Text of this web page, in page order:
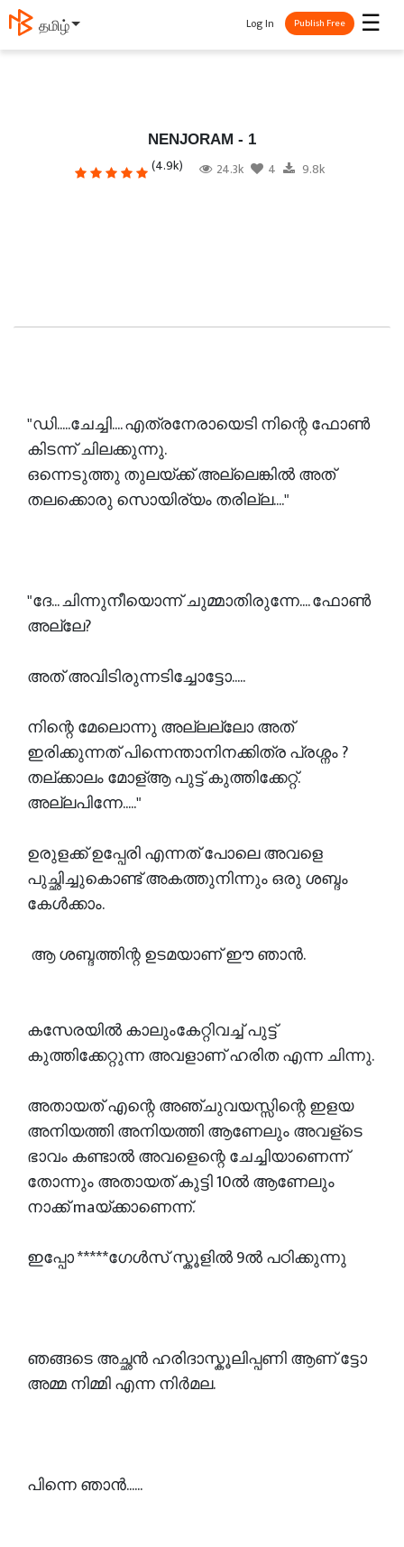
தமிழ் ☰
Log In Publish Free
NENJORAM - 1
(4.9k) 24.3k 4 9.8k
"ഡി.....ചേച്ചി.... എത്രനേരായെടി നിന്റെ ഫോൺ
കിടന്ന് ചിലക്കുന്നു.
ഒന്നെടുത്തു തുലയ്ക്ക് അല്ലെങ്കിൽ അത്
തലക്കൊരു സൊയിര്യം തരില്ല...."
"ദേ... ചിന്നുനീയൊന്ന് ചുമ്മാതിരുന്നേ.... ഫോൺ
അല്ലേ?
അത് അവിടിരുന്നടിച്ചോട്ടോ.....
നിന്റെ മേലൊന്നു അല്ലല്ലോ അത്
ഇരിക്കുന്നത് പിന്നെന്താനിനക്കിത്ര പ്രശ്നം ?
തല്ക്കാലം മോള്ആ പുട്ട് കുത്തിക്കേറ്റ്.
അല്ലപിന്നേ....."
ഉരുളക്ക് ഉപ്പേരി എന്നത് പോലെ അവളെ
പുച്ഛിച്ചുകൊണ്ട് അകത്തുനിന്നും ഒരു ശബ്ദം
കേൾക്കാം.
ആ ശബ്ദത്തിന്റ ഉടമയാണ് ഈ ഞാൻ.
കസേരയിൽ കാലുംകേറ്റിവച്ച് പുട്ട്
കുത്തിക്കേറ്റുന്ന അവളാണ് ഹരിത എന്ന ചിന്നു.
അതായത് എന്റെ അഞ്ചുവയസ്സിന്റെ ഇളയ
അനിയത്തി അനിയത്തി ആണേലും അവള്ടെ
ഭാവം കണ്ടാൽ അവളെന്റെ ചേച്ചിയാണെന്ന്
തോന്നും അതായത് കുട്ടി 10ൽ ആണേലും
നാക്ക് maയ്ക്കാണെന്ന്.
ഇപ്പോ *****ഗേൾസ്‌ സ്കൂളിൽ 9ൽ പഠിക്കുന്നു
ഞങ്ങടെ അച്ഛൻ ഹരിദാസ്കൂലിപ്പണി ആണ് ട്ടോ
അമ്മ നിമ്മി എന്ന നിർമല.
പിന്നെ ഞാൻ......